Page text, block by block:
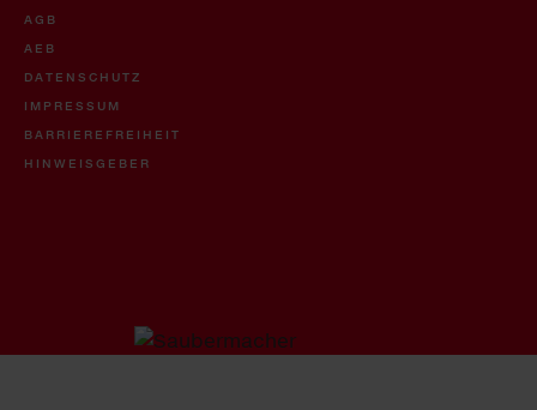
AGB
AEB
DATENSCHUTZ
IMPRESSUM
BARRIEREFREIHEIT
HINWEISGEBER